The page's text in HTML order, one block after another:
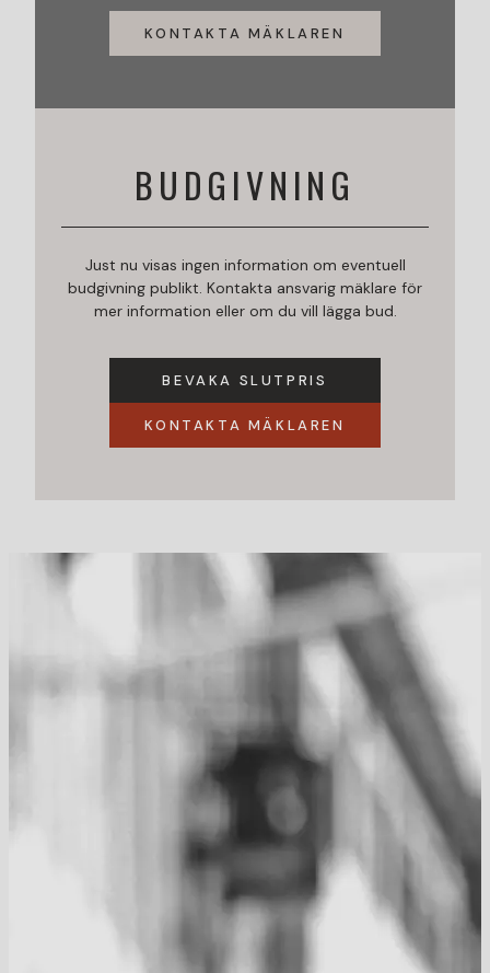
KONTAKTA MÄKLAREN
BUDGIVNING
Just nu visas ingen information om eventuell
budgivning publikt. Kontakta ansvarig mäklare för
mer information eller om du vill lägga bud.
BEVAKA SLUTPRIS
KONTAKTA MÄKLAREN